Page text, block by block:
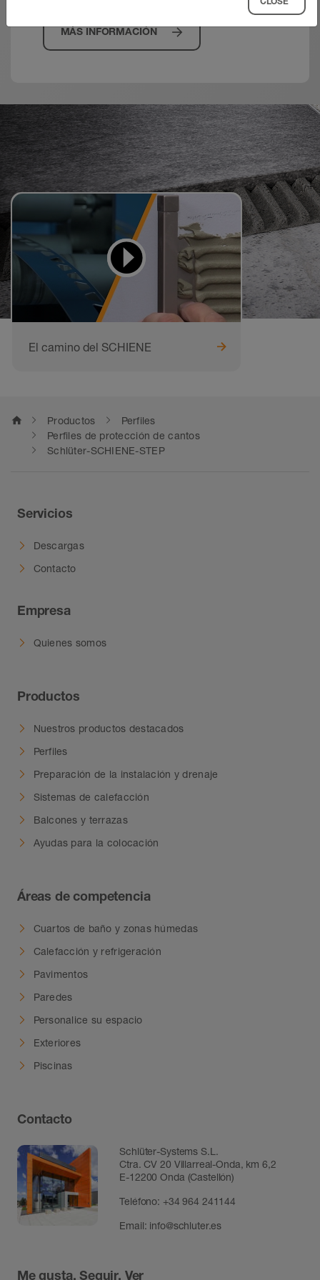
El perfil debe quedar en contacto con la
baldosa en su totalidad para evitar que se
pueda acumular agua en los huecos.
MÁS INFORMACIÓN
El camino del SCHIENE
home Productos
Perfiles
Perfiles de protección de cantos
Schlüter-SCHIENE-STEP
Servicios
Descargas
Contacto
Empresa
Quienes somos
Productos
Nuestros productos destacados
Perfiles
Preparación de la instalación y drenaje
Sistemas de calefacción
Balcones y terrazas
Ayudas para la colocación
Áreas de competencia
Cuartos de baño y zonas húmedas
Calefacción y refrigeración
Pavimentos
Paredes
Personalice su espacio
Exteriores
Piscinas
Contacto
Schlüter-Systems S.L.
Ctra. CV 20 Villarreal-Onda, km 6,2
E-12200 Onda (Castellón)
Teléfono: +34 964 241144
Email: info@schluter.es
Me gusta, Seguir, Ver